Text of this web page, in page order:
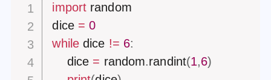
import random
dice = 0
while dice != 6:
    dice
= random.randint(1,6)